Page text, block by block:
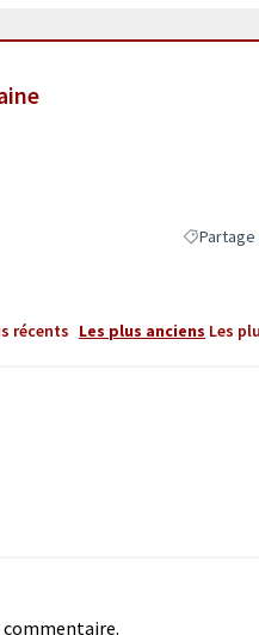
Filtrer les
récents Les plus anciens Les